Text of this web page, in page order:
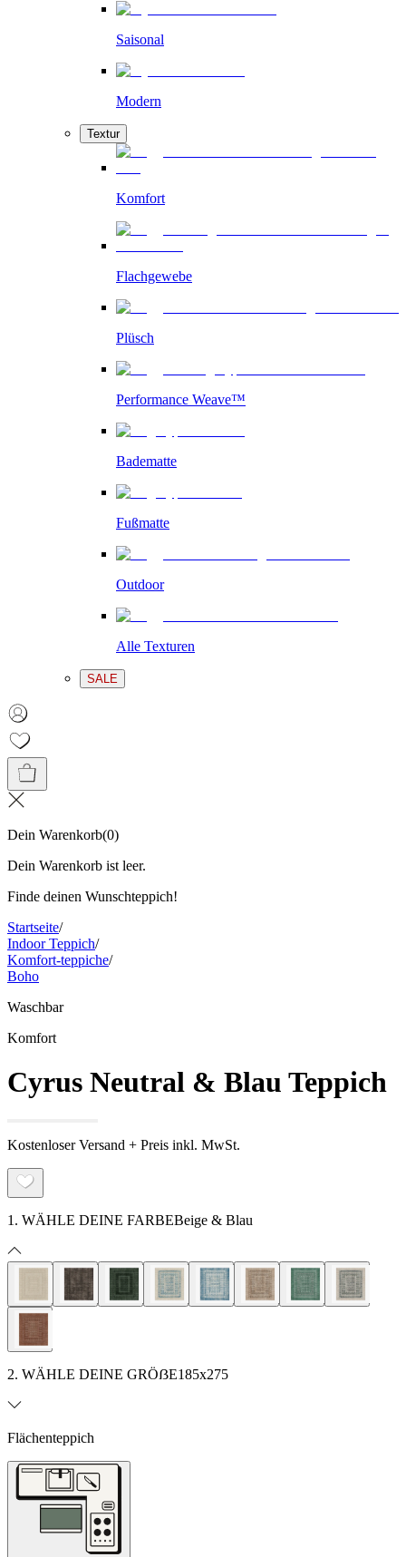
Saisonal
Modern
Textur
Komfort
Flachgewebe
Plüsch
Performance Weave™
Badematte
Fußmatte
Outdoor
Alle Texturen
SALE
Dein Warenkorb(0)
Dein Warenkorb ist leer.
Finde deinen Wunschteppich!
Startseite/
Indoor Teppich/
Komfort-teppiche/
Boho
Waschbar
Komfort
Cyrus Neutral & Blau Teppich
Kostenloser Versand + Preis inkl. MwSt.
1. WÄHLE DEINE FARBEBeige & Blau
2. WÄHLE DEINE GRÖẞE185x275
Flächenteppich